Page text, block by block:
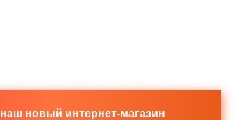
наш новый интернет-магазин